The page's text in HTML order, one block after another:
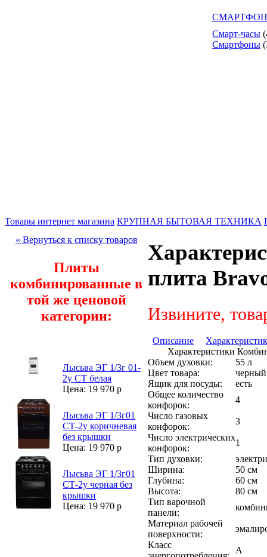
Смарт-часы
Смартфоны
Товары интернет магазина КРУПНАЯ БЫТОВАЯ ТЕХНИКА
« Вернуться к списку товаров
Плиты
комбинированные в
той же ценовой
категории:
Лысьва ЭГ 1/3г 01-
2у СТ белая
Цена: 19 970 р
Лысьва ЭГ 1/3г01
СТ-2у коричневая
без крышки
Цена: 19 970 р
Лысьва ЭГ 1/3г01
СТ-2у черная без
крышки
Цена: 19 970 р
плита
Извините,
Описание
Характеристики
Объем духовки:
55 л
Цвет товара:
черный
Ящик для посуды:
есть
Общее количество
конфорок:
4
Число газовых
конфорок:
3
Число электрических
конфорок:
1
Тип духовки:
Ширина:
50 см
Глубина:
60 см
Высота:
80 см
Тип варочной
панели:
Материал рабочей
поверхности:
Класс
A